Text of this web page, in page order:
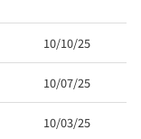
10/10/25
10/07/25
10/03/25